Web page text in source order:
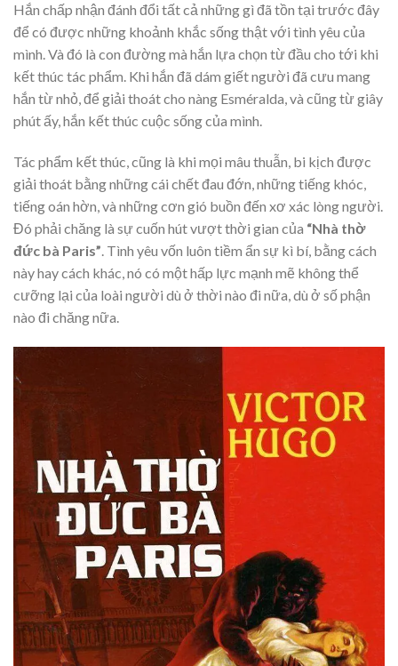
Hắn chấp nhận đánh đổi tất cả những gì đã tồn tại trước đây
để có được những khoảnh khắc sống thật với tình yêu của
mình. Và đó là con đường mà hắn lựa chọn từ đầu cho tới khi
kết thúc tác phẩm. Khi hắn đã dám giết người đã cưu mang
hắn từ nhỏ, để giải thoát cho nàng Esméralda, và cũng từ giây
phút ấy, hắn kết thúc cuộc sống của mình.
Tác phẩm kết thúc, cũng là khi mọi mâu thuẫn, bi kịch được
giải thoát bằng những cái chết đau đớn, những tiếng khóc,
tiếng oán hờn, và những cơn gió buồn đến xơ xác lòng người.
Đó phải chăng là sự cuốn hút vượt thời gian của “Nhà thờ
đức bà Paris”. Tình yêu vốn luôn tiềm ẩn sự kì bí, bằng cách
này hay cách khác, nó có một hấp lực mạnh mẽ không thể
cưỡng lại của loài người dù ở thời nào đi nữa, dù ở số phận
nào đi chăng nữa.